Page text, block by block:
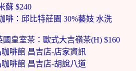
蘇 $240
啡：邱比特莊園 30%藝妓 水洗
國皇室茶：歐式大吉嶺茶(H) $160
啡館 昌吉店-店家資訊
啡館 昌吉店-胡說八道